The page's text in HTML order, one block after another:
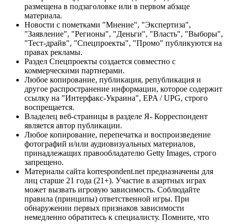
размещена в подзаголовке или в первом абзаце
материала.
Новости с пометками "Мнение", "Экспертиза",
"Заявление", "Регионы", "Деньги", "Власть", "Выборы",
"Тест-драйв", "Спецпроекты", "Промо" публикуются на
правах рекламы.
Раздел Спецпроекты создается совместно с
коммерческими партнерами.
Любое копирование, публикация, републикация и
другое распространение информации, которое содержит
ссылку на "Интерфакс-Украина", EPA / UPG, строго
воспрещается.
Владелец веб-страницы в разделе Я- Корреспондент
является автор публикации.
Любое копирование, перепечатка и воспроизведение
фотографий и/или аудиовизуальных материалов,
принадлежащих правообладателю Getty Images, строго
запрещено.
Материалы сайта korrespondent.net предназначены для
лиц старше 21 года (21+). Участие в азартных играх
может вызвать игровую зависимость. Соблюдайте
правила (принципы) ответственной игры. При
обнаружении первых признаков зависимости
немедленно обратитесь к специалисту. Помните, что